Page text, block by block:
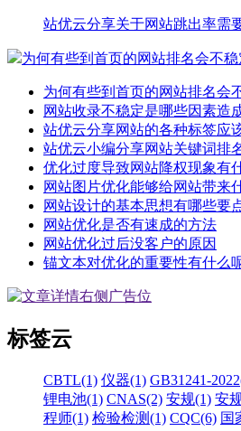
站优云分享关于网站跳出率需
为何有些到首页的网站排名会不
为何有些到首页的网站排名会
网站收录不稳定是哪些因素造
站优云分享网站的各种标签应
站优云小编分享网站关键词排
优化过度导致网站降权现象有
网站图片优化能够给网站带来
网站设计的基本思想有哪些要
网站优化是否有速成的方法
网站优化过后没客户的原因
锚文本对优化的重要性有什么
标签云
CBTL(1) 仪器(1) GB31241-
锂电池(1) CNAS(2) 安规(1) 安
程师(1) 检验检测(1) CQC(6) 国